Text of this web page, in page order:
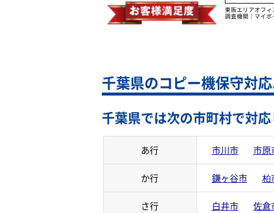
東阪エリアオフ
調査機関：マイボ
千葉県のコピー機保守対
千葉県では次の市町村で対応
あ行 市川市 市原
か行 鎌ヶ谷市 柏
さ行 白井市 佐倉